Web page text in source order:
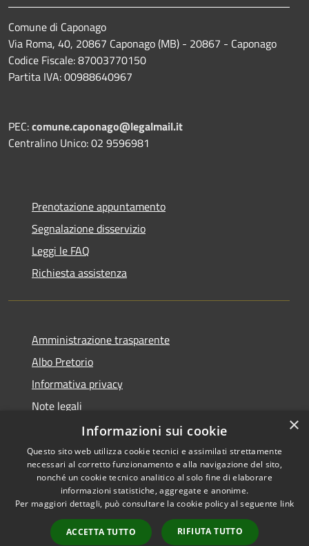
Comune di Caponago
Via Roma, 40, 20867 Caponago (MB) - 20867 - Caponago
Codice Fiscale: 87003770150
Partita IVA: 00988640967
PEC:comune.caponago@legalmail.it
Centralino Unico: 02 9596981
Prenotazione appuntamento
Segnalazione disservizio
Leggi le FAQ
Richiesta assistenza
Amministrazione trasparente
Albo Pretorio
Informativa privacy
Note legali
Dichiarazione di accessibilità
RSS
Accessibilità
Copyright © 2026 • Comune di
Municipium•
Accesso
×
Informazioni sui cookie
Questo sito web utilizza cookie tecnici e assimilati strettamente
necessari al corretto funzionamento e alla navigazione del sito,
nonché un cookie tecnico analitico al solo fine di elaborare
informazioni statistiche, aggregate e anonime.
Per maggiori dettagli, può consultare la cookie policy al seguente link
ACCETTA TUTTO RIFIUTA TUTTO